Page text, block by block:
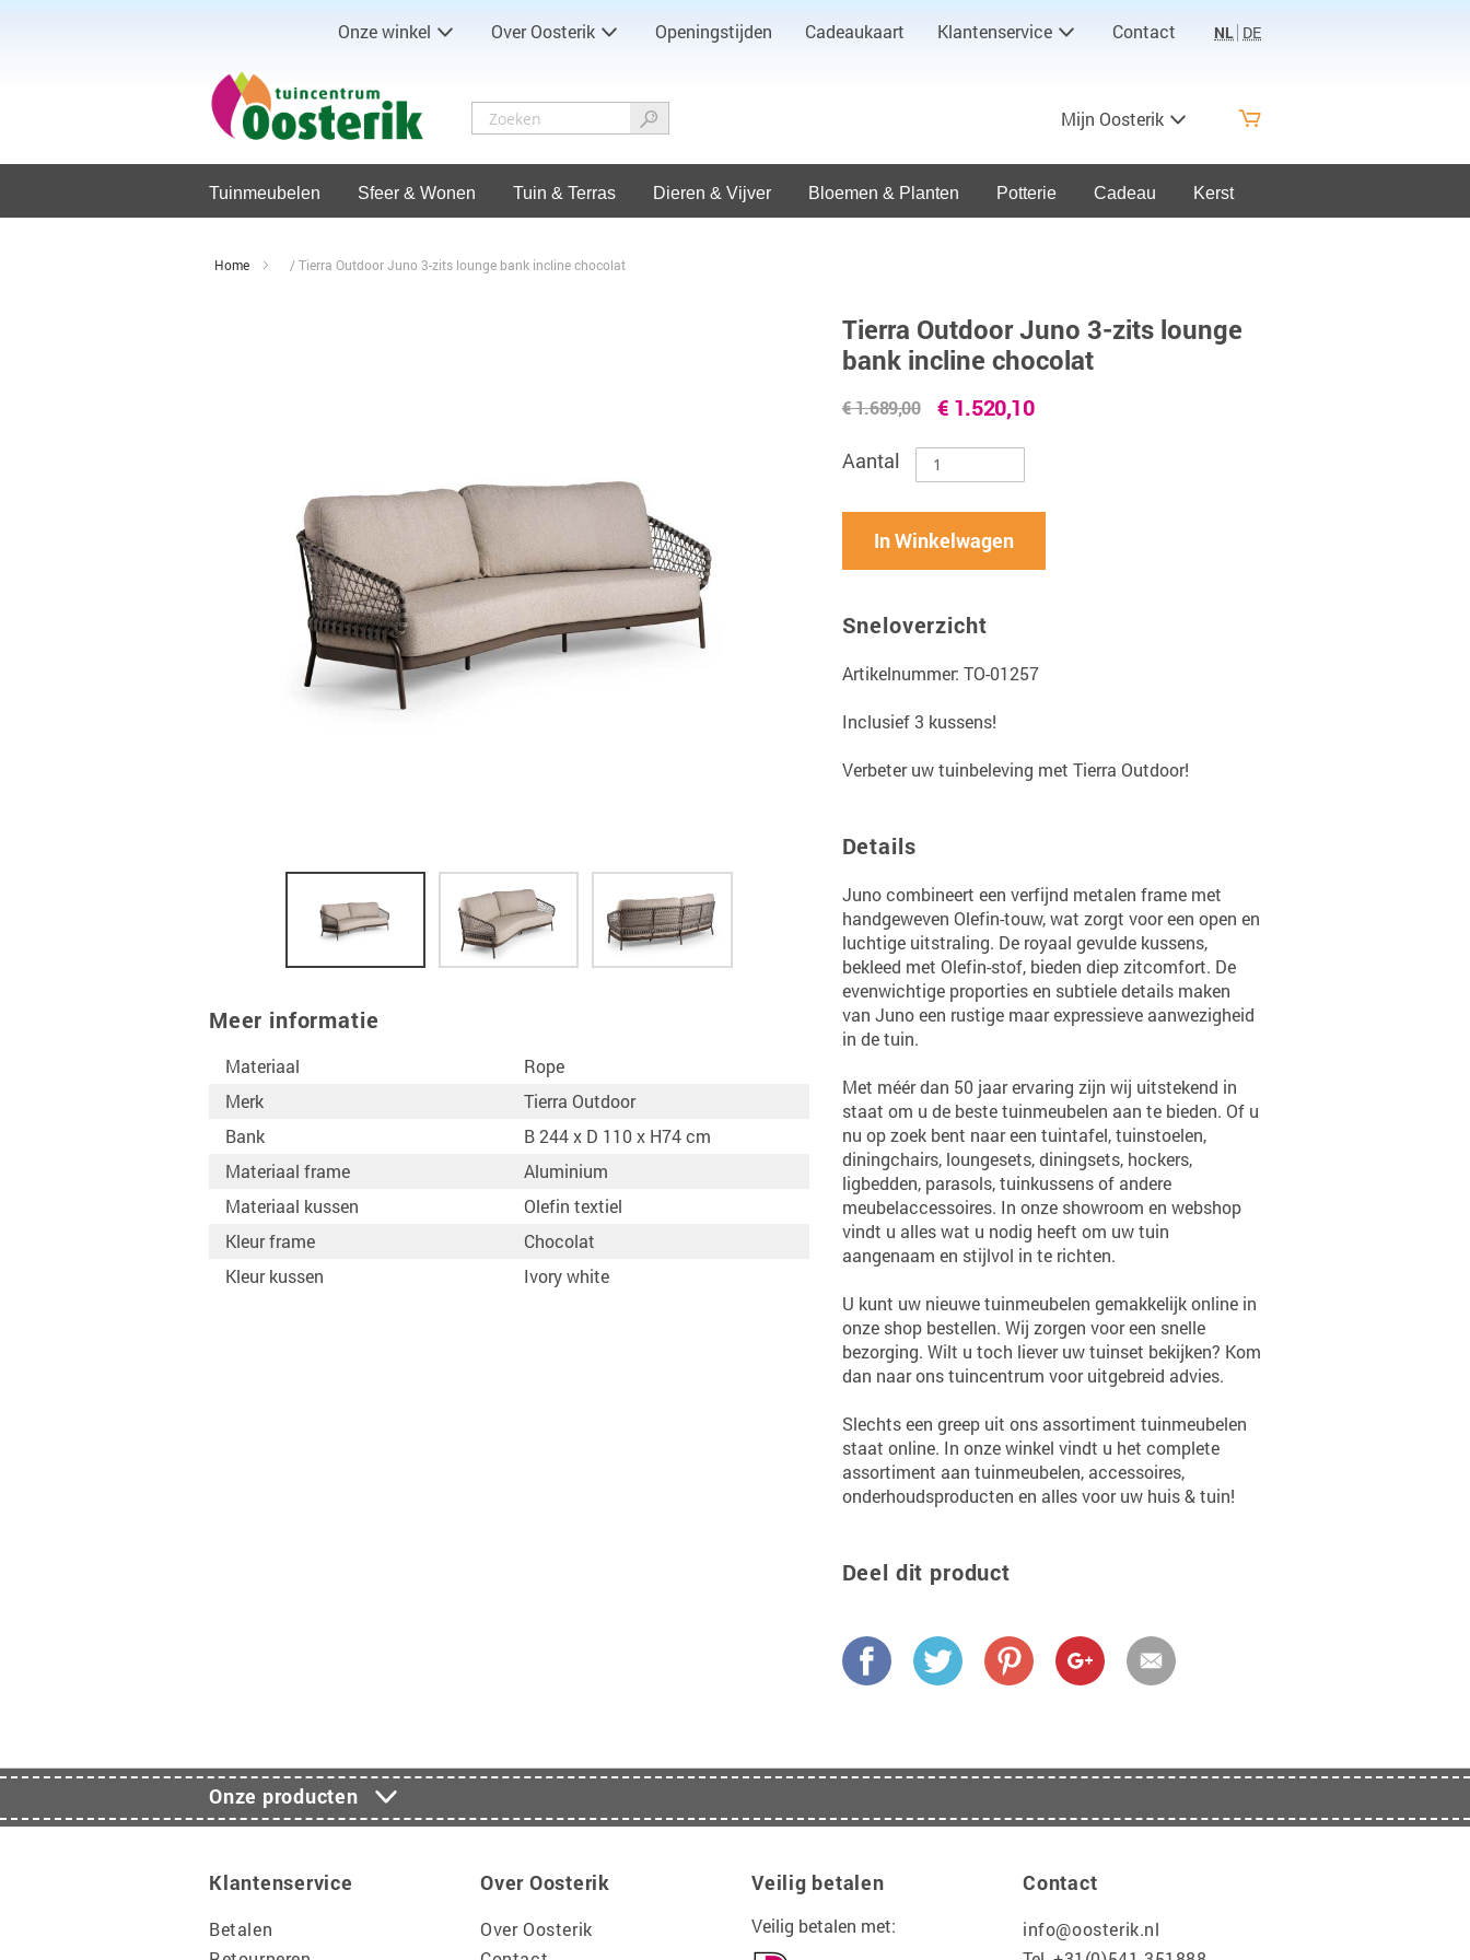
Onze winkel Over Oosterik Openingstijden Cadeaukaart Klantenservice Contact NL DE
Mijn Oosterik
Tuinmeubelen Sfeer & Wonen Tuin & Terras Dieren & Vijver Bloemen & Planten Potterie Cadeau Kerst
Home Tierra Outdoor Juno 3-zits lounge bank incline chocolat
Meer informatie
Materiaal
Rope
Merk
Tierra Outdoor
Bank
B 244 x D 110 x H74 cm
Materiaal frame
Aluminium
Materiaal kussen
Olefin textiel
Kleur frame
Chocolat
Kleur kussen
Ivory white
Tierra Outdoor Juno 3-zits lounge
bank incline chocolat
€ 1.520,10
€ 1.689,00
Aantal
In Winkelwagen
Sneloverzicht
Artikelnummer: TO-01257
Inclusief 3 kussens!
Verbeter uw tuinbeleving met Tierra Outdoor!
Details
Juno combineert een verfijnd metalen frame met
handgeweven Olefin-touw, wat zorgt voor een open en
luchtige uitstraling. De royaal gevulde kussens,
bekleed met Olefin-stof, bieden diep zitcomfort. De
evenwichtige proporties en subtiele details maken
van Juno een rustige maar expressieve aanwezigheid
in de tuin.
Met méér dan 50 jaar ervaring zijn wij uitstekend in
staat om u de beste tuinmeubelen aan te bieden. Of u
nu op zoek bent naar een tuintafel, tuinstoelen,
diningchairs, loungesets, diningsets, hockers,
ligbedden, parasols, tuinkussens of andere
meubelaccessoires. In onze showroom en webshop
vindt u alles wat u nodig heeft om uw tuin
aangenaam en stijlvol in te richten.
U kunt uw nieuwe tuinmeubelen gemakkelijk online in
onze shop bestellen. Wij zorgen voor een snelle
bezorging. Wilt u toch liever uw tuinset bekijken? Kom
dan naar ons tuincentrum voor uitgebreid advies.
Slechts een greep uit ons assortiment tuinmeubelen
staat online. In onze winkel vindt u het complete
assortiment aan tuinmeubelen, accessoires,
onderhoudsproducten en alles voor uw huis & tuin!
Deel dit product
Onze producten
Klantenservice
Betalen
Over Oosterik
Over Oosterik
Veilig betalen
Veilig betalen met:
Contact
info@oosterik.nl